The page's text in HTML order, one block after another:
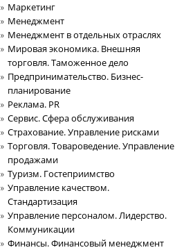
Маркетинг
Менеджмент
Менеджмент в отдельных отраслях
Мировая экономика. Внешняя
торговля. Таможенное дело
Предпринимательство. Бизнес-
планирование
Реклама. PR
Сервис. Сфера обслуживания
Страхование. Управление рисками
Торговля. Товароведение. Управление
продажами
Туризм. Гостеприимство
Управление качеством.
Стандартизация
Управление персоналом. Лидерство.
Коммуникации
Финансы. Финансовый менеджмент